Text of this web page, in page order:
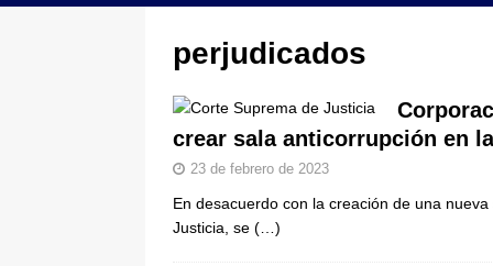
[ 5 de agosto de 2026 ]
de su esposa y su bebé
[ 5 de agosto de 2026 ] Con este
apartan del juicio contra Jorge
[ 5 de agosto de 2026 ] Fiscalía
perjudicados
crear sala anticorrupción en
23 de febrero de 2023
En desacuerdo con la creación de una
Justicia, se (…)